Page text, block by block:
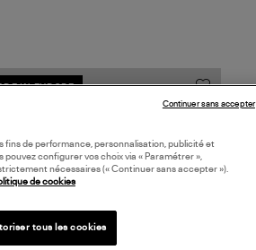
IN EUROPE
fins de performance, personnalisation, publicité et
configurer vos choix via « Paramétrer »,
nécessaires (« Continuer sans accepter »).
de cookies
tous les cookies
Continuer sans accepter